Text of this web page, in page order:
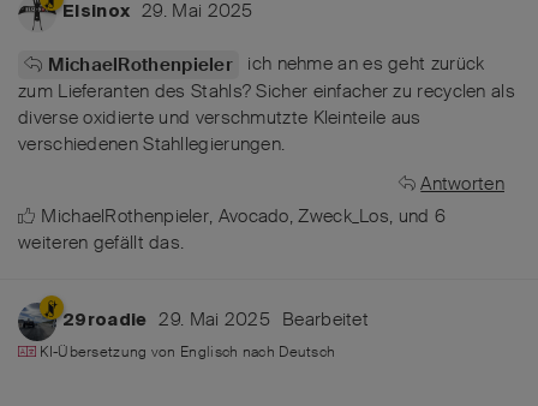
Elsinox 29. Mai 2025
MichaelRothenpieler
ich nehme an es geht zurück
zum Lieferanten des Stahls? Sicher einfacher zu recyclen als
diverse oxidierte und verschmutzte Kleinteile aus
verschiedenen Stahllegierungen.
Antworten
MichaelRothenpieler, Avocado,Zweck_Los, und 6
weiteren gefällt das.
29roadie 29. Mai 2025 Bearbeitet
KI-Übersetzung von Englisch nach Deutsch